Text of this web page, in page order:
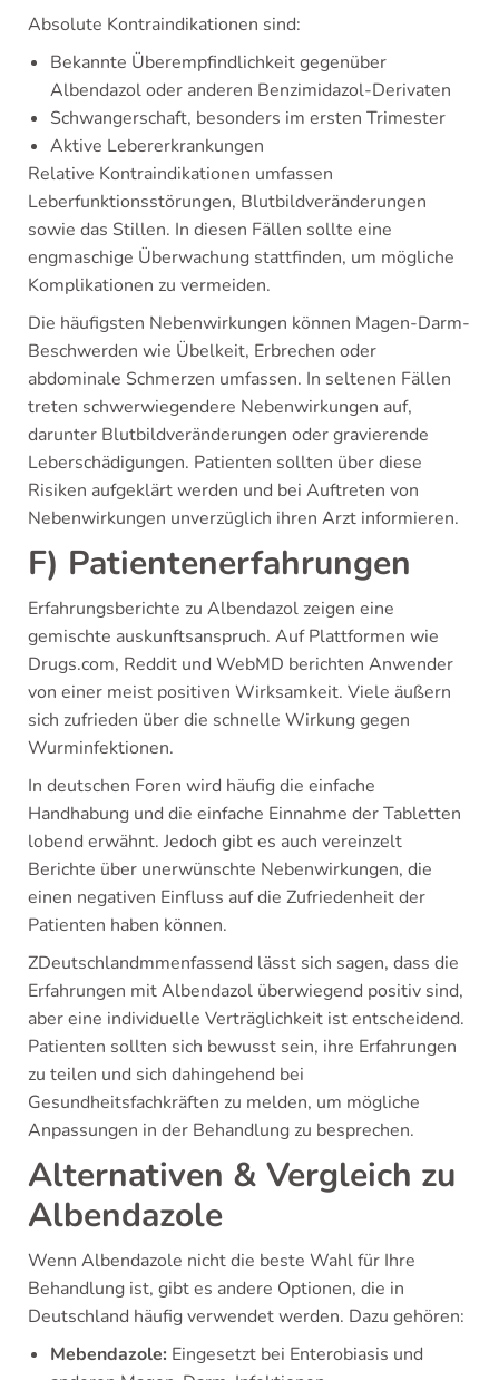
Absolute Kontraindikationen sind:
Bekannte Überempfindlichkeit gegenüber
Albendazol oder anderen Benzimidazol-Derivaten
Schwangerschaft, besonders im ersten Trimester
Aktive Lebererkrankungen
Relative Kontraindikationen umfassen
Leberfunktionsstörungen, Blutbildveränderungen
sowie das Stillen. In diesen Fällen sollte eine
engmaschige Überwachung stattfinden, um mögliche
Komplikationen zu vermeiden.
Die häufigsten Nebenwirkungen können Magen-Darm-
Beschwerden wie Übelkeit, Erbrechen oder
abdominale Schmerzen umfassen. In seltenen Fällen
treten schwerwiegendere Nebenwirkungen auf,
darunter Blutbildveränderungen oder gravierende
Leberschädigungen. Patienten sollten über diese
Risiken aufgeklärt werden und bei Auftreten von
Nebenwirkungen unverzüglich ihren Arzt informieren.
F) Patientenerfahrungen
Erfahrungsberichte zu Albendazol zeigen eine
gemischte auskunftsanspruch. Auf Plattformen wie
Drugs.com, Reddit und WebMD berichten Anwender
von einer meist positiven Wirksamkeit. Viele äußern
sich zufrieden über die schnelle Wirkung gegen
Wurminfektionen.
In deutschen Foren wird häufig die einfache
Handhabung und die einfache Einnahme der Tabletten
lobend erwähnt. Jedoch gibt es auch vereinzelt
Berichte über unerwünschte Nebenwirkungen, die
einen negativen Einfluss auf die Zufriedenheit der
Patienten haben können.
ZDeutschlandmmenfassend lässt sich sagen, dass die
Erfahrungen mit Albendazol überwiegend positiv sind,
aber eine individuelle Verträglichkeit ist entscheidend.
Patienten sollten sich bewusst sein, ihre Erfahrungen
zu teilen und sich dahingehend bei
Gesundheitsfachkräften zu melden, um mögliche
Anpassungen in der Behandlung zu besprechen.
Alternativen & Vergleich zu
Albendazole
Wenn Albendazole nicht die beste Wahl für Ihre
Behandlung ist, gibt es andere Optionen, die in
Deutschland häufig verwendet werden. Dazu gehören:
Mebendazole: Eingesetzt bei Enterobiasis und